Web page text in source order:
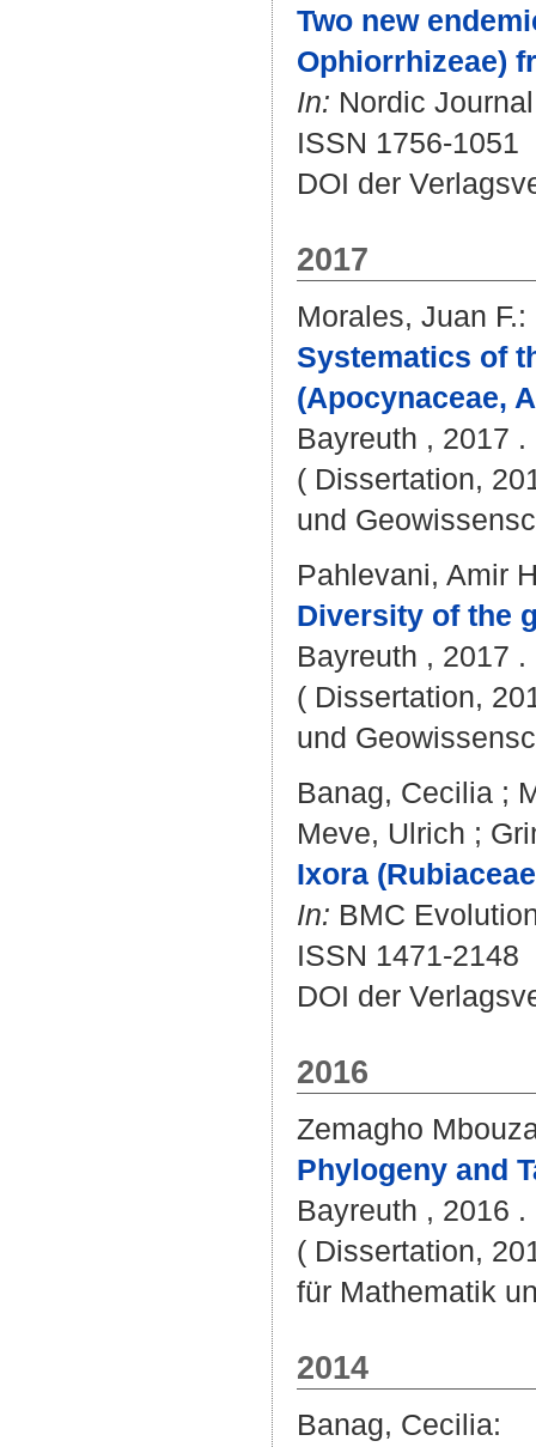
Two new
Ophiorrhizeae)
In: Nordic
ISSN 1756-1051
DOI der
2017
Morales, Juan F.:
Systematics of
(Apocynaceae,
Bayreuth , 2017 .
( Dissertation,
und
Pahlevani, Amir
Diversity of the
Bayreuth , 2017
( Dissertation,
und
Banag, Cecilia ;
Meve, Ulrich ;
Ixora
In: BMC
ISSN 1471-2148
DOI der
2016
Zemagho
Phylogeny and
Bayreuth , 2016
( Dissertation,
für Mathematik
2014
Banag, Cecilia: